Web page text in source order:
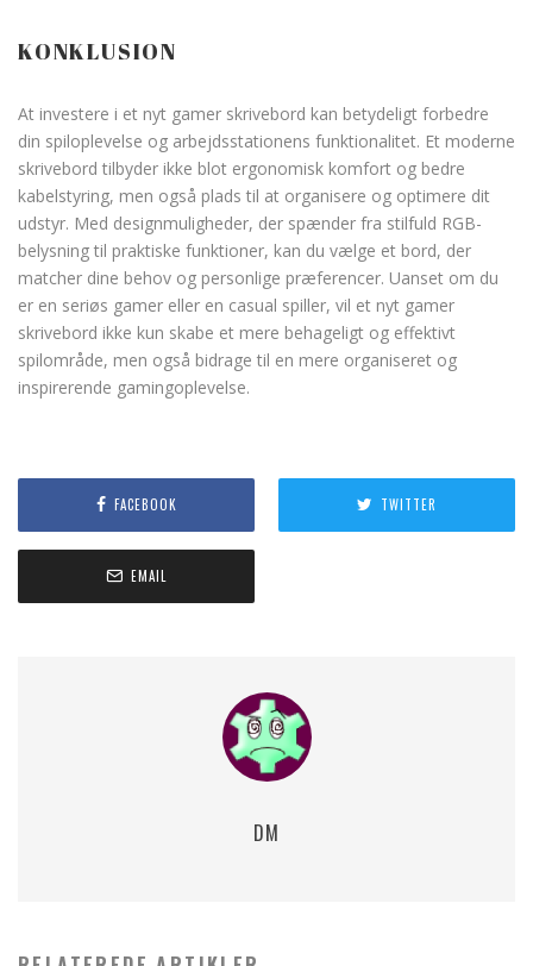
KONKLUSION
At investere i et nyt gamer skrivebord kan betydeligt forbedre
din spiloplevelse og arbejdsstationens funktionalitet. Et moderne
skrivebord tilbyder ikke blot ergonomisk komfort og bedre
kabelstyring, men også plads til at organisere og optimere dit
udstyr. Med designmuligheder, der spænder fra stilfuld RGB-
belysning til praktiske funktioner, kan du vælge et bord, der
matcher dine behov og personlige præferencer. Uanset om du
er en seriøs gamer eller en casual spiller, vil et nyt gamer
skrivebord ikke kun skabe et mere behageligt og effektivt
spilområde, men også bidrage til en mere organiseret og
inspirerende gamingoplevelse.
FACEBOOK TWITTER
EMAIL
DM